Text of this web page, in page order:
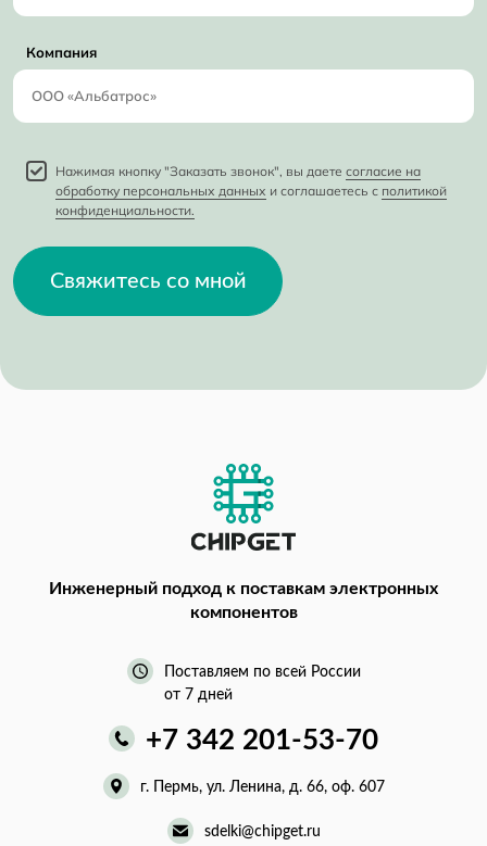
Компания
Нажимая кнопку "Заказать звонок", вы даете согласие на
обработку персональных данных и соглашаетесь с политикой
конфиденциальности.
Свяжитесь со мной
Инженерный подход к поставкам электронных
компонентов
Поставляем по всей России
от 7 дней
+7 342 201-53-70
г. Пермь, ул. Ленина, д. 66, оф. 607
sdelki@chipget.ru